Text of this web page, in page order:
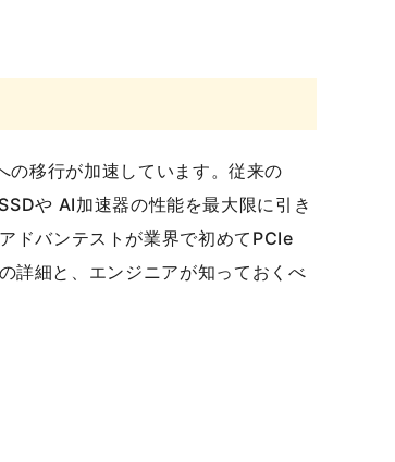
の移行が加速しています。従来の
や AI加速器の性能を最大限に引き
ドバンテストが業界で初めてPCIe
詳細と、エンジニアが知っておくべ